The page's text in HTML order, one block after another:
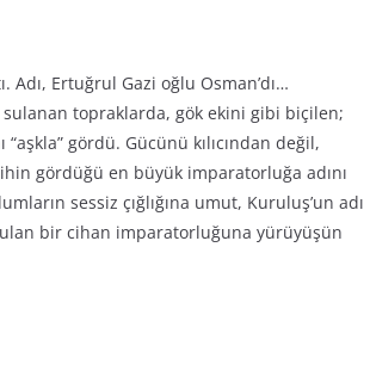
Ertuğrul Gazi oğlu Osman’dı…
sulanan topraklarda, gök ekini gibi biçilen;
gördü. Gücünü kılıcından değil,
gördüğü en büyük imparatorluğa adını
sessiz çığlığına umut, Kuruluş’un adı
bir cihan imparatorluğuna yürüyüşün